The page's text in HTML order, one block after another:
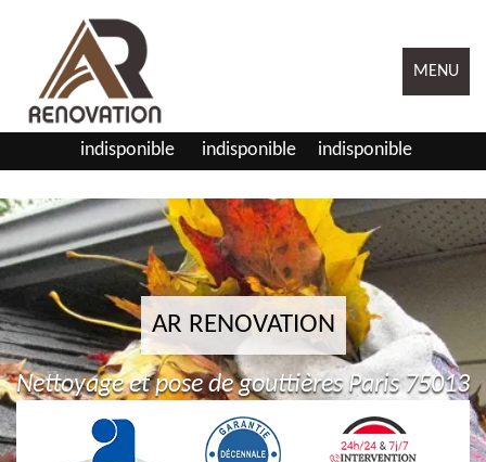
MENU
indisponible indisponible indisponible
AR RENOVATION
Nettoyage et pose de gouttières Paris 75013